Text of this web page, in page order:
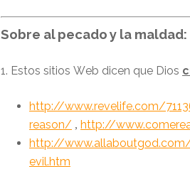
Sobre al pecado y la maldad:
1. Estos sitios Web dicen que Dios
http://www.revelife.com/
reason/ , http://
http://
evil.htm